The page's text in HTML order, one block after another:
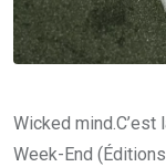
Wicked mind.C’est
Week-End